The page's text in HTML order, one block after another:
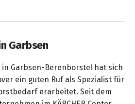
Garbsen
Garbsen-Berenborstel hat sich
ein guten Ruf als Spezialist für
erarbeitet. Seit dem